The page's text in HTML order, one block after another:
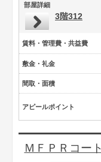
部屋詳細
3階312
賃料・管理費・共益費
敷金・礼金
間取・面積
アピールポイント
ＭＦＰＲコー